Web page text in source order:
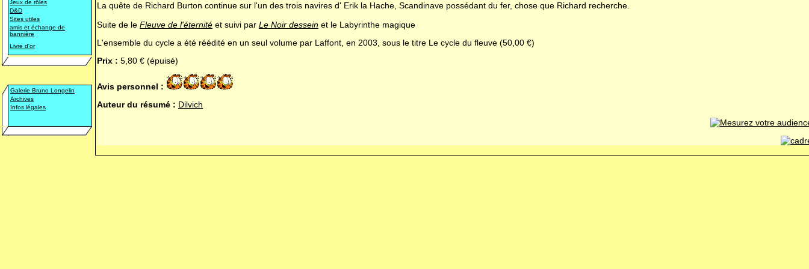
Jeux de rôles
D&D
Sites utiles
amis et échange de
bannière
Livre d'or
Galerie Bruno Longelin
Archives
Infos légales
La quête de Richard Burton continue sur l'un des trois navires d' Erik la Hache, Scandinave possédant du fer, chose que Richard recherche.
Suite de le Fleuve de l'éternité et suivi par Le Noir dessein et le Labyrinthe magique
L'ensemble du cycle a été réédité en un seul volume par Laffont, en 2003, sous le titre Le cycle du fleuve (50,00 €)
Prix : 5,80 € (épuisé)
Avis personnel :
Auteur du résumé : Dilvich